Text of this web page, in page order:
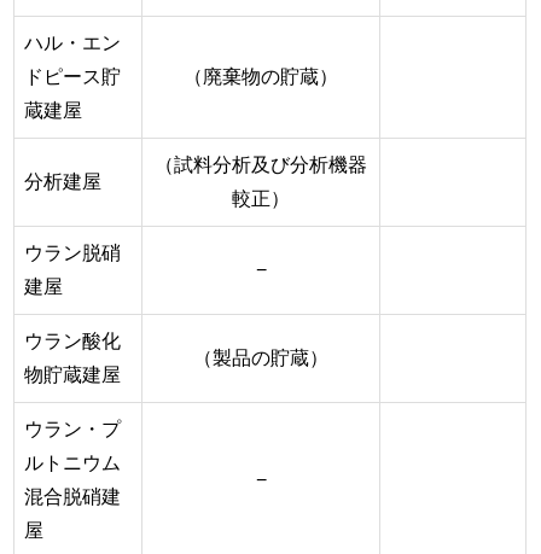
ハル・エン
ドピース貯
蔵建屋
（廃棄物の貯蔵）
分析建屋
（試料分析及び分析機器
較正）
ウラン脱硝
建屋
−
ウラン酸化
物貯蔵建屋
（製品の貯蔵）
ウラン・プ
ルトニウム
混合脱硝建
屋
−